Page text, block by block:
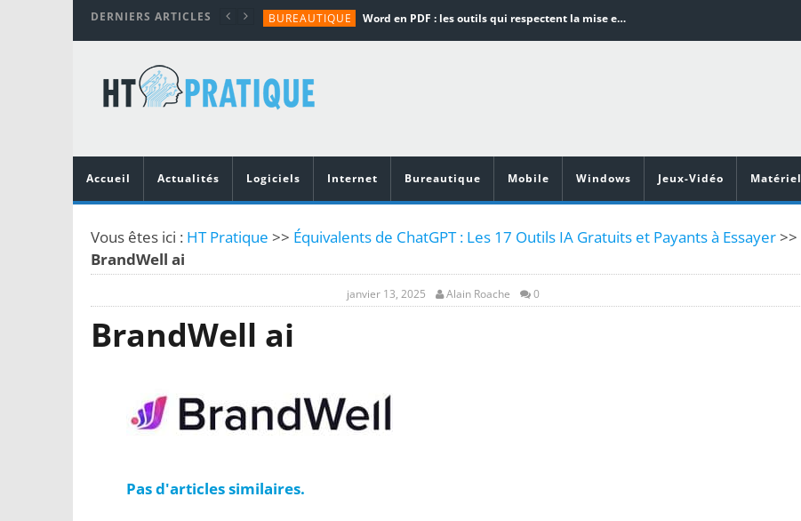
DERNIERS ARTICLES BUREAUTIQUE Word en PDF : les outils qui respectent la mise en page
TUTORIALS
MATÉRIEL
Vidéoprojecteurs Asus : Top 6 des meilleurs modèles de la marque
Accueil
Actualités Logiciels Internet Bureautique Mobile Windows Jeux-Vidéo Matériel
Vous êtes ici : HT Pratique >> Équivalents de ChatGPT : Les 17 Outils IA Gratuits et Payants à Essayer>>
BrandWell ai
janvier 13, 2025 Alain Roache 0
BrandWell ai
Pas d'articles similaires.